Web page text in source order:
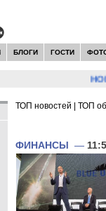
БЛОГИ ГОСТИ
ТОП новостей ТОП
ФИНАНСЫ —